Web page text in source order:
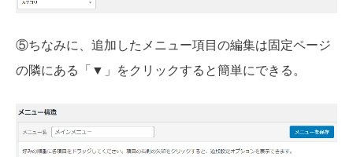
⑤ちなみに、追加したメニュー項目の編集は固定ページ
の隣にある「▼」をクリックすると簡単にできる。